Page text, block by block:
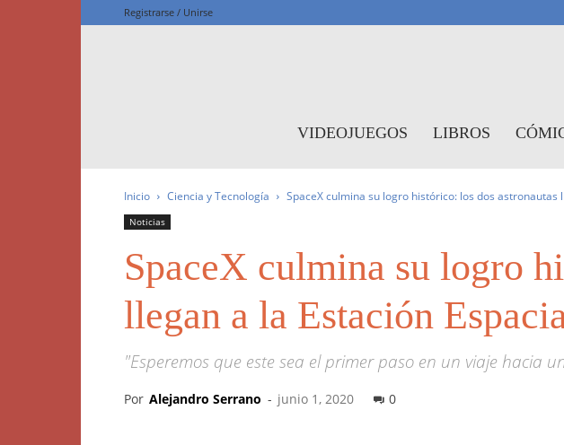
Registrarse / Unirse
VIDEOJUEGOS LIBROS
Inicio Ciencia y Tecnología SpaceX culmina su logro histórico: los dos astronautas
Noticias
SpaceX culmina su logro
llegan a la Estación
"Esperemos que este sea el primer paso en un viaje hacia
Por Alejandro Serrano - junio 1, 2020 0